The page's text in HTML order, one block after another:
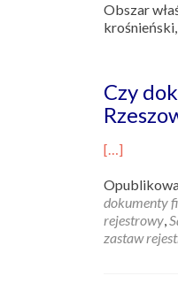
Obszar
Czy
[…]
dokumenty
rejestrowy,
zastaw